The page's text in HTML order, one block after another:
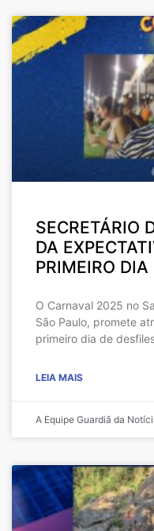
SECRETÁRIO
DA
PRIMEIRO
O Carnaval 2025 no
São Paulo, promete
primeiro dia de
LEIA MAIS
A Equipe Guardiã da